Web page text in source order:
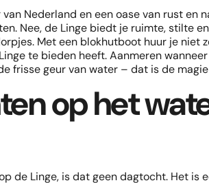
Nederland en een oase van rust en
Nee, de Linge biedt je ruimte, stilte
Met een blokhutboot huur je niet
te bieden heeft. Aanmeren
frisse geur van water – dat is de
op het
de Linge, is dat geen dagtocht. Het is